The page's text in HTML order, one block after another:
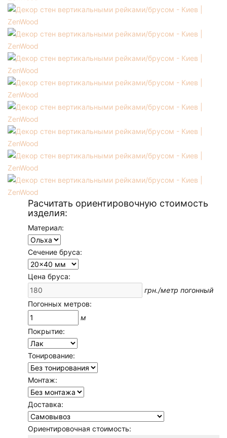
Расчитать ориентировочную стоимость
изделия:
Материал:
Сечение бруса:
Цена бруса:
грн./метр погонный
Погонных метров:
м
Покрытие:
Тонирование:
Монтаж:
Доставка:
Ориентировочная стоимость: